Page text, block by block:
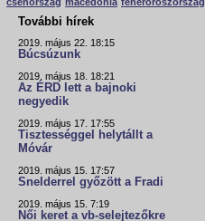
További hírek
2019. május 22. 18:15
Búcsúzunk
2019. május 18. 18:21
Az ÉRD lett a bajnoki
negyedik
2019. május 17. 17:55
Tisztességgel helytállt a
Móvár
2019. május 15. 17:57
Snelderrel győzött a Fradi
2019. május 15. 7:19
Női keret a vb-selejtezőkre